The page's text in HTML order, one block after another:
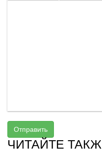
Отправить
ЧИТАЙТЕ